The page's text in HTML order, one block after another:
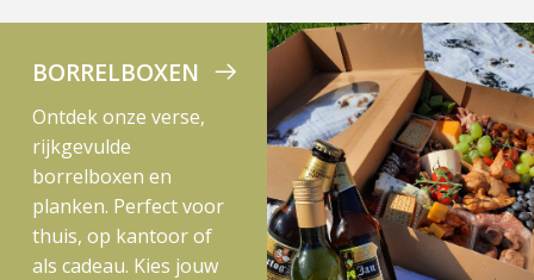
BORRELBOXEN
Ontdek onze verse,
rijkgevulde
borrelboxen en
planken. Perfect voor
thuis, op kantoor of
als cadeau. Kies jouw